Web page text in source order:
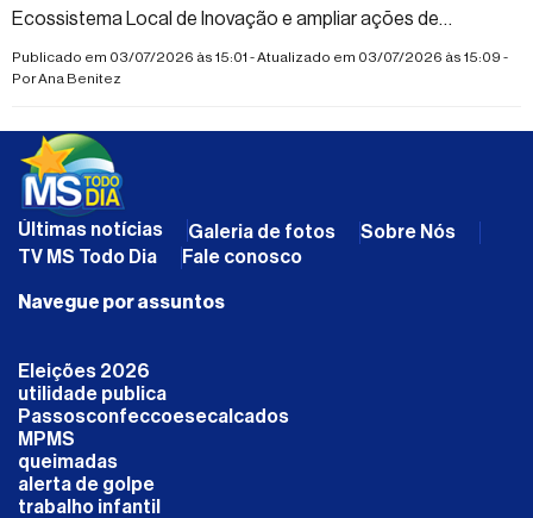
Ecossistema Local de Inovação e ampliar ações de
tecnologia e empreendedorismo na região Norte
Publicado em 03/07/2026 às 15:01 - Atualizado em 03/07/2026 às 15:09 -
PorAna Benitez
Últimas notícias Galeria de fotos
Sobre Nós
TV MS Todo Dia
Fale conosco
Navegue por assuntos
Eleições 2026
utilidade publica
Passosconfeccoesecalcados
MPMS
queimadas
alerta de golpe
trabalho infantil